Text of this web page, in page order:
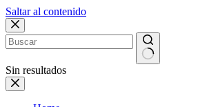
Saltar al contenido
Sin resultados